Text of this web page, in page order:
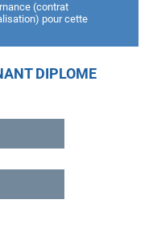
(contrat
pour cette
DIPLOME